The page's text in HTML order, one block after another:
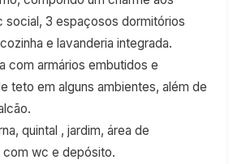
social, 3 espaçosos dormitórios
e lavanderia integrada.
com armários embutidos e
teto em alguns ambientes, além de
quintal , jardim, área de
com wc e depósito.